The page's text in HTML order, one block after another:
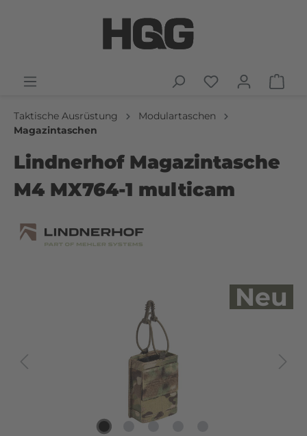
Taktische Ausrüstung
Modulartaschen
Magazintaschen
Lindnerhof Magazintasche
M4 MX764-1 multicam
Neu